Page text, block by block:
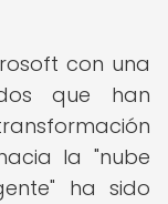
con una
que han
la "nube
ha sido